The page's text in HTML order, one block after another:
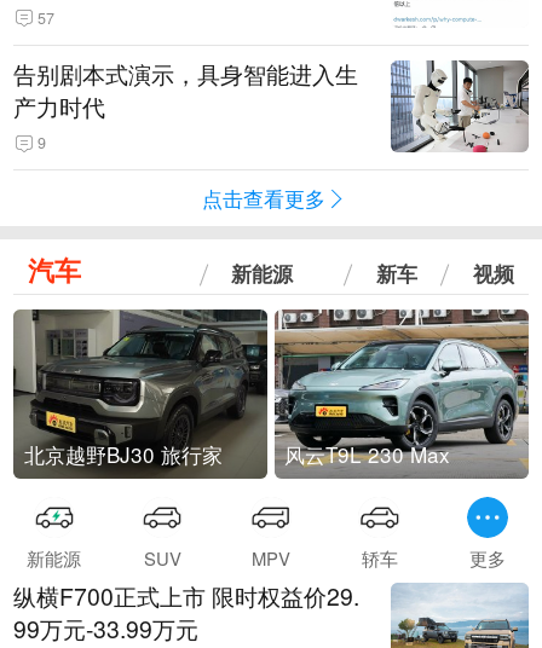
57
告别剧本式演示，具身智能进入生
产力时代
9
点击查看更多
汽车 新能源 新车 视频
北京越野BJ30 旅行家 风云T9L 230 Max
新能源 SUV MPV 轿车 更多
纵横F700正式上市 限时权益价29.
99万元-33.99万元